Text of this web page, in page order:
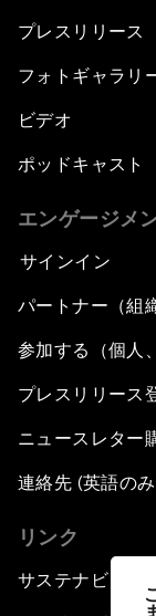
プレスリリース
フォトギャラリ
ビデオ
ポッドキャスト
エンゲージメ
サインイン
パートナー（組
参加する（個人
プレスリリース
ニュースレター
連絡先 (英語の
リンク
サステナビリテ